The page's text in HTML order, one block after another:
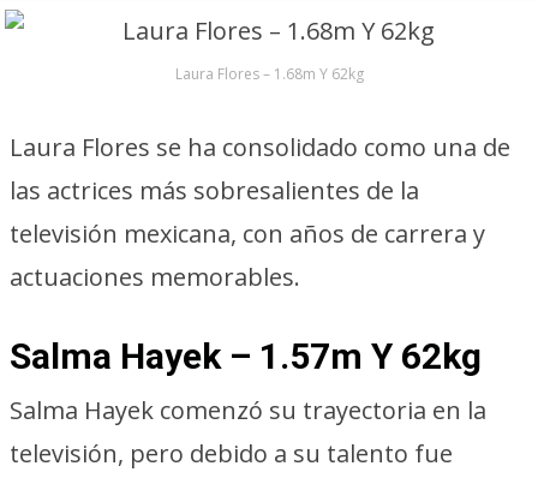
Laura Flores – 1.68m Y 62kg
Laura Flores se ha consolidado como una de
las actrices más sobresalientes de la
televisión mexicana, con años de carrera y
actuaciones memorables.
Salma Hayek – 1.57m Y 62kg
Salma Hayek comenzó su trayectoria en la
televisión, pero debido a su talento fue